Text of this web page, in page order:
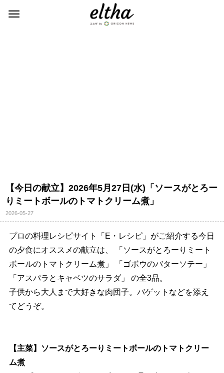
【今日の献立】2026年5月27日(水)「ソースがとろー
りミートボールのトマトクリーム煮」
2026-05-27
プロの料理レシピサイト「E・レシピ」がご紹介する今日
の夕食にオススメの献立は、 「ソースがとろーりミート
ボールのトマトクリーム煮」 「ゴボウのバターソテー」
「アスパラとキャベツのサラダ」 の全3品。
子供から大人まで大好きな肉団子。バゲットなどを添え
てどうぞ。
【主菜】ソースがとろーりミートボールのトマトクリー
ム煮